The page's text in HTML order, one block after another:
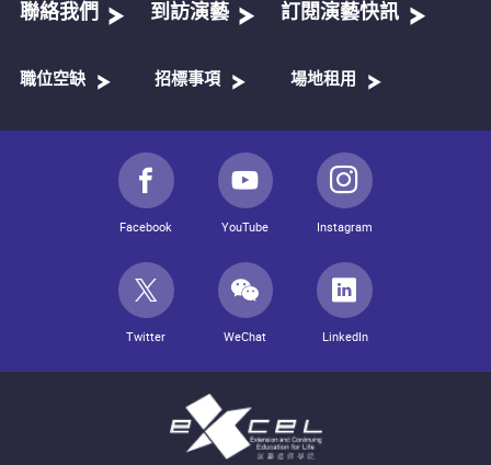
聯絡我們 到訪演藝 訂閱演藝快訊
職位空缺 招標事項 場地租用
Facebook YouTube Instagram
Twitter WeChat LinkedIn